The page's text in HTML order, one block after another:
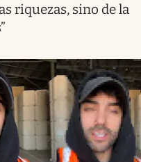
riquezas, sino de la